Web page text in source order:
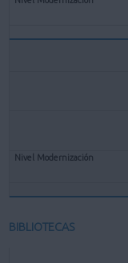
BIBLIOTECAS